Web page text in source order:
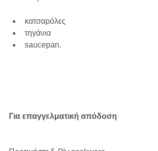
κατσαρόλες
τηγάνια
saucepan.
Για επαγγελματική απόδοση